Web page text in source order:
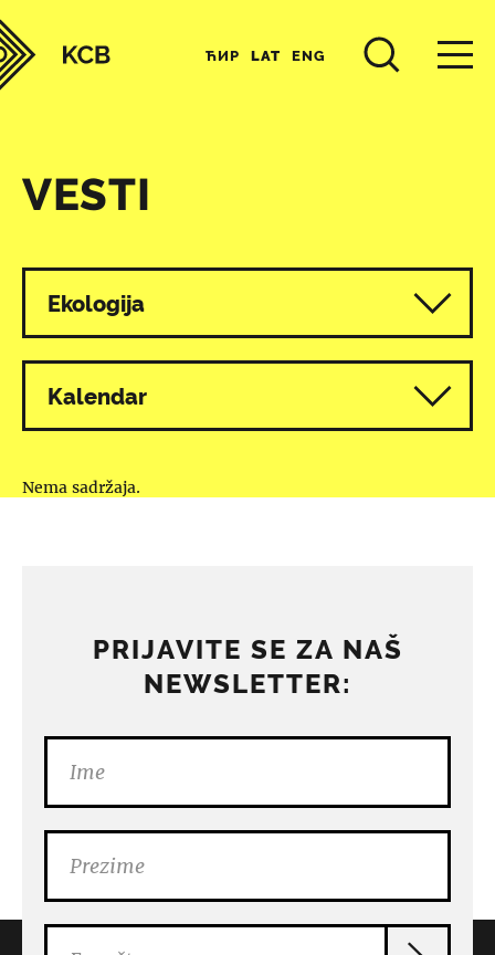
ЋИР LAT ENG
VESTI
Svi programi
Ekologija
Kalendar
Nema sadržaja.
PRIJAVITE SE ZA NAŠ
NEWSLETTER: